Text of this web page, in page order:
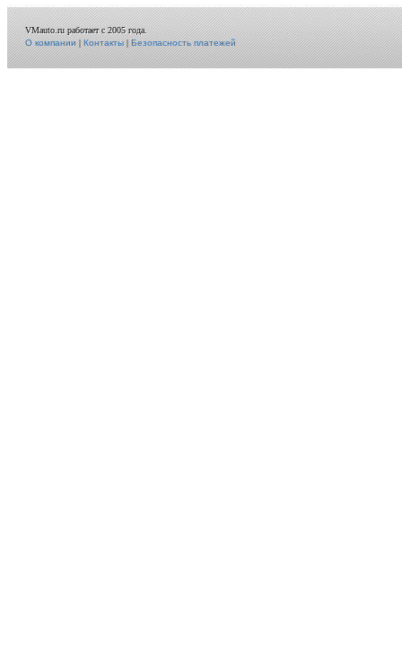
VMauto.ru работает с 2005 года.
О компании|Контакты|Безопасность платежей